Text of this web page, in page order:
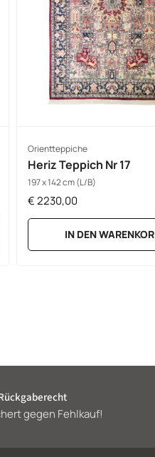
Orientteppiche
Heriz Teppich Nr 17
197 x 142 cm (L/B)
€2230,00
IN DEN
gegen Fehlkauf!